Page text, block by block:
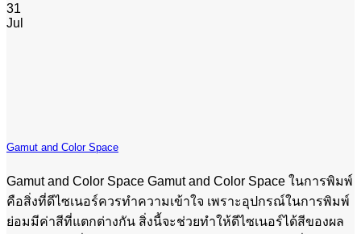
31
Jul
Gamut and Color Space
Gamut and Color Space Gamut and Color Space ในการพิมพ์
คือสิ่งที่ดีไซเนอร์ควรทำความเข้าใจ เพราะอุปกรณ์ในการพิมพ์
ย่อมมีค่าสีที่แตกต่างกัน สิ่งนี้จะช่วยทำให้ดีไซเนอร์ได้สีของผล